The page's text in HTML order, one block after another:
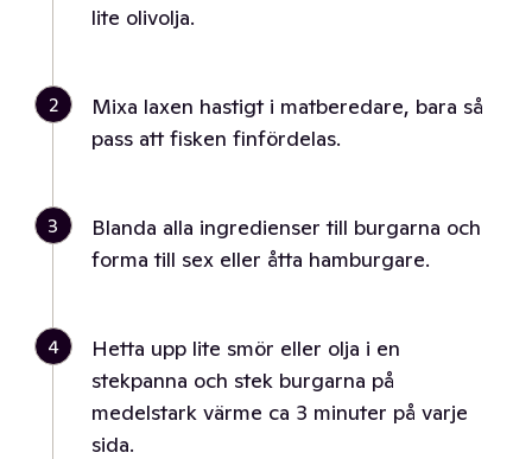
lite olivolja.
2
Mixa laxen hastigt i matberedare, bara så
pass att fisken finfördelas.
3
Blanda alla ingredienser till burgarna och
forma till sex eller åtta hamburgare.
4
Hetta upp lite smör eller olja i en
stekpanna och stek burgarna på
medelstark värme ca 3 minuter på varje
sida.